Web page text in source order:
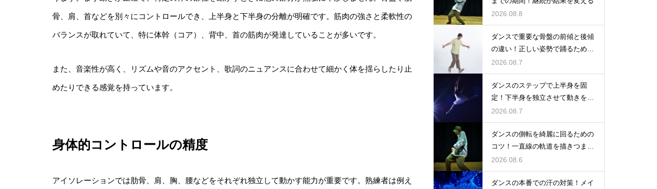
骨、肩、首などを別々にコントロールでき、上半身と下半身の分離が明確です。筋肉の強さと柔軟性の
バランスが取れていて、特に体幹（コア）、背中、首の筋肉が発達していることが多いです。
また、音楽性が高く、リズムや音のアクセント、歌詞のニュアンスに合わせて細かく体を揺らしたり止
めたりできる感覚を持っています。
身体的コントロールの精度
アイソレーションでは肋骨、肩、胸、腰などをそれぞれ独立して動かす能力が重要です。熟練者は例え
2026.08.8
ダンスで重要な骨盤の前傾と後傾
の違い！正しい姿勢で踊るための
鍵
2026.08.7
ダンスのステップで上半身を固
定！下半身を独立させて動きを際
立たせる
2026.08.7
ダンスの側転を綺麗に回るための
コツ！一直線の軌道を描きつま先
まで伸ばす
2026.08.6
ダンスの本番での汗の対策！メイ